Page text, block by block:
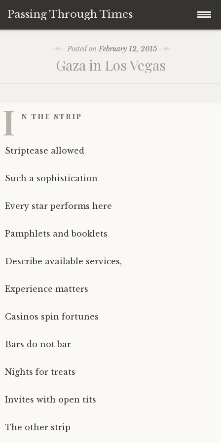
Passing Through Times
About author
Posted onFebruary 12, 2015
Gaza in Los Vegas
I n the strip
Striptease allowed
Such a sophistication
Every star performs here
Pamphlets and booklets
Describe available services,
Experience matters
Casinos spin fortunes
Bars do not bar
Nights for treats
Invites with open tits
The other strip